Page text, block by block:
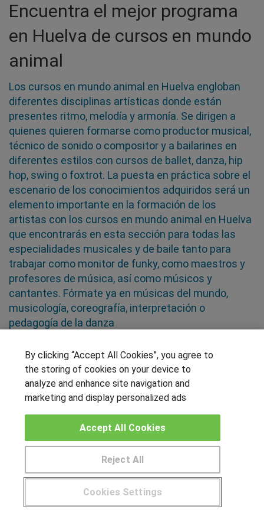
Encuentra el mejor programa
en Huelva de cursos en mundo
animal
Los cursos en mundo animal en Huelva engloban
diferentes disciplinas artísticas donde están
presentes ritmo, melodía y armonía. Se dirigen a
quienes quieren formarse como productor musical,
técnico de sonido o compositor y a bailarines en
diferentes estilos con cursos de ballet, danza, hip
hop, swing o foxtrot. La puesta en práctica sobre el
escenario de los conocimientos adquiridos será un
elemento importante en la formación de los
artistas con los cursos en mundo animal en Huelva
que encontrarás en esta sección para todas las
especialidades musicales y de baile tanto para
trabajar como monitor de funky, como maestros y
profesores de música, así como músicos y
cantantes. Fórmate ya en músicas del mundo,
musicología, coreografía, interpretación o
pedagogía de la danza
SÍGUENOS EN LAS REDES
Muro de los idiomas
Hablemos de empleo
CENTROS DE FORMACIÓN
¿Tienes alguna duda? 900 264 357
By clicking “Accept All Cookies”, you agree to
the storing of cookies on your device to
analyze and enhance site navigation and
marketing and display personalized ads
Cookies Settings
Reject All
Accept All Cookies